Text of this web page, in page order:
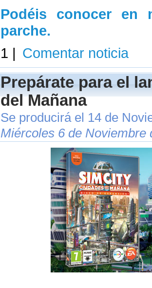
Podéis conocer en
parche.
1 | Comentar noticia
Prepárate para el
del Mañana
Se producirá el 14 de
Miércoles 6 de Noviembre